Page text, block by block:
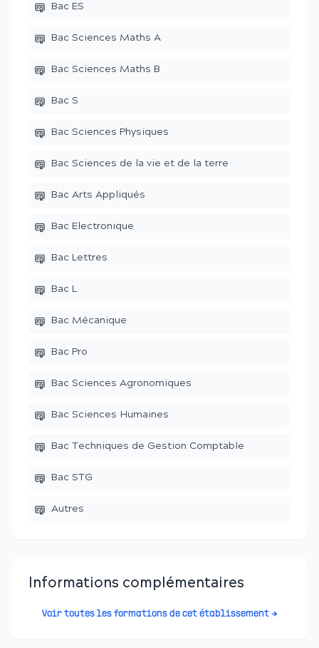
Bac ES
Bac Sciences Maths A
Bac Sciences Maths B
Bac S
Bac Sciences Physiques
Bac Sciences de la vie et de la terre
Bac Arts Appliqués
Bac Electronique
Bac Lettres
Bac L
Bac Mécanique
Bac Pro
Bac Sciences Agronomiques
Bac Sciences Humaines
Bac Techniques de Gestion Comptable
Bac STG
Autres
Informations complémentaires
Voir toutes les formations de cet établissement →